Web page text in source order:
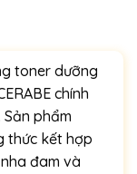
toner dưỡng
chính
phẩm
thức kết hợp
đam và